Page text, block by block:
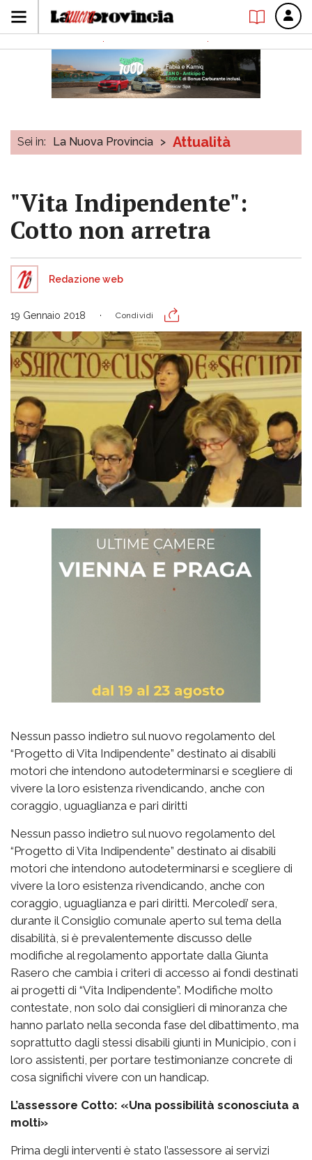
Sei in: La Nuova Provincia > Attualità
"Vita Indipendente":
Cotto non arretra
Redazione web
19 Gennaio 2018 Condividi
Nessun passo indietro sul nuovo regolamento del
“Progetto di Vita Indipendente” destinato ai disabili
motori che intendono autodeterminarsi e scegliere di
vivere la loro esistenza rivendicando, anche con
coraggio, uguaglianza e pari diritti
Nessun passo indietro sul nuovo regolamento del
“Progetto di Vita Indipendente” destinato ai disabili
motori che intendono autodeterminarsi e scegliere di
vivere la loro esistenza rivendicando, anche con
coraggio, uguaglianza e pari diritti. Mercoledì’ sera,
durante il Consiglio comunale aperto sul tema della
disabilità, si è prevalentemente discusso delle
modifiche al regolamento apportate dalla Giunta
Rasero che cambia i criteri di accesso ai fondi destinati
ai progetti di “Vita Indipendente”. Modifiche molto
contestate, non solo dai consiglieri di minoranza che
hanno parlato nella seconda fase del dibattimento, ma
soprattutto dagli stessi disabili giunti in Municipio, con i
loro assistenti, per portare testimonianze concrete di
cosa significhi vivere con un handicap.
L’assessore Cotto: «Una possibilità sconosciuta a
molti»
Prima degli interventi è stato l’assessore ai servizi